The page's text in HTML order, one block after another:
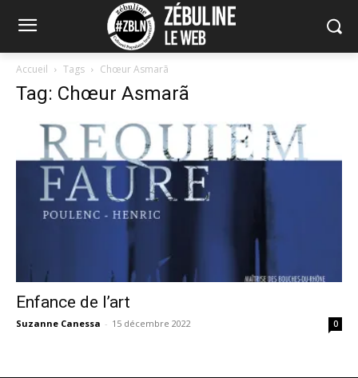
Accueil Tags Chœur Asmarã
Tag: Chœur Asmarã
Enfance de l’art
Suzanne Canessa - 15 décembre 2022 0